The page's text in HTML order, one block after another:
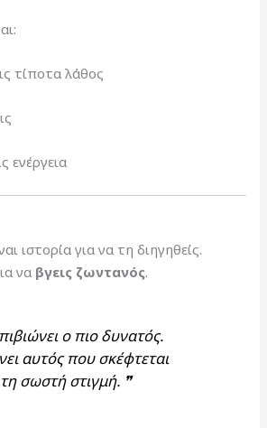
τίποτα λάθος
ενέργεια
ιστορία για να τη διηγηθείς.
να βγεις ζωντανός.
ο πιο δυνατός.
αυτός που σκέφτεται
σωστή στιγμή. ❞